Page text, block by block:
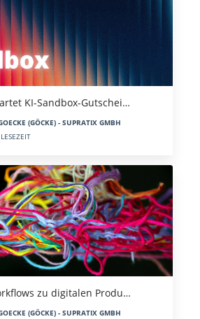
KI-Sandbox-Gutschei…
(GÖCKE) - SUPRATIX GMBH
zu digitalen Produ…
(GÖCKE) - SUPRATIX GMBH